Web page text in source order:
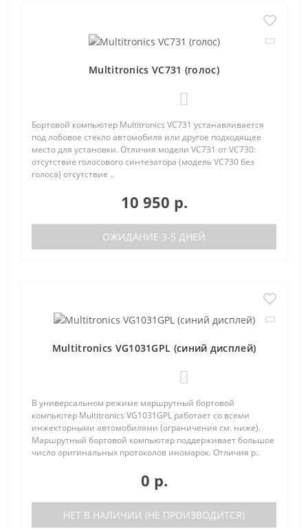
Multitronics VC731 (голос)
Бортовой компьютер Multitronics VC731 устанавливается
под лобовое стекло автомобиля или другое подходящее
место для установки. Отличия модели VC731 от VC730:
отсутствие голосового синтезатора (модель VC730 без
голоса) отсутствие ..
10 950 р.
ОЖИДАНИЕ 3-5 ДНЕЙ
Multitronics VG1031GPL (синий дисплей)
В универсальном режиме маршрутный бортовой
компьютер Multitronics VG1031GPL работает со всеми
инжекторными автомобилями (ограничения см. ниже).
Маршрутный бортовой компьютер поддерживает большое
число оригинальных протоколов иномарок. Отличия р..
0 р.
НЕТ В НАЛИЧИИ (НЕ ПРОИЗВОДИТСЯ)